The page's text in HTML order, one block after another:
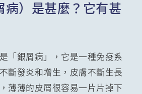
病）是甚麼？它有甚
「銀屑病」，它是一種免疫系
斷發炎和增生，皮膚不斷生長
薄薄的皮屑很容易一片片掉下